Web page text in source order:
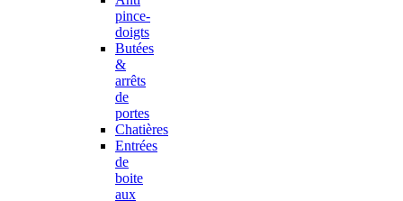
pince-
doigts
Butées
&
arrêts
de
portes
Chatières
Entrées
de
boite
aux